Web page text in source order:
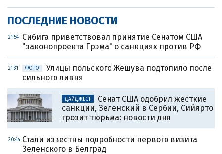
ПОСЛЕДНИЕ НОВОСТИ
21:54
Сибига приветствовал принятие Сенатом США
"законопроекта Грэма" о санкциях против РФ
21:31 ФОТО
Улицы польского Жешува подтопило после
сильного ливня
ДАЙДЖЕСТ
Сенат США одобрил жесткие
санкции, Зеленский в Сербии, Сийярто
грозит тюрьма: новости дня
20:44 Стали известны подробности первого визита
Зеленского в Белград